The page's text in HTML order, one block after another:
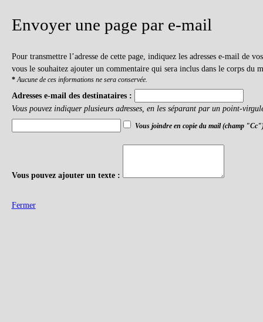
Envoyer une page par e-mail
Pour transmettre l’adresse de cette page, indiquez les adresses e-mail de
vous le souhaitez ajouter un commentaire qui sera inclus dans le corps du
* Aucune de ces informations ne sera conservée.
Adresses e-mail des destinataires :
Vous pouvez indiquer plusieurs adresses, en les séparant par un point-
Vous joindre en copie du mail (champ
Vous pouvez ajouter un texte :
Fermer